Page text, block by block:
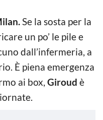
Se la sosta per la
un po’ le pile e
dall’infermeria, a
È piena emergenza
ai box, Giroud è